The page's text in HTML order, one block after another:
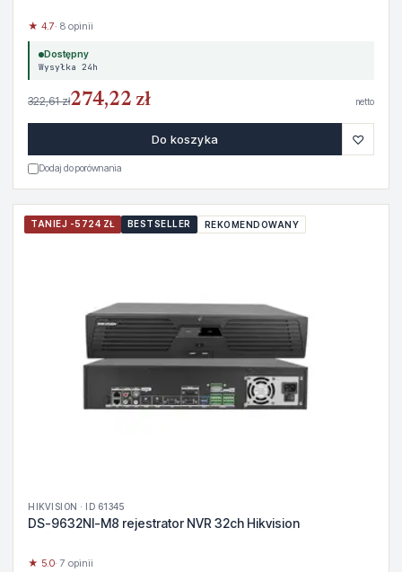
★ 4.7· 8 opinii
Dostępny
Wysyłka 24h
322,61 zł274,22 zł netto
Do koszyka ♡
Dodaj do porównania
TANIEJ -5724 ZŁ BESTSELLER REKOMENDOWANY
HIKVISION · ID 61345
DS-9632NI-M8 rejestrator NVR 32ch Hikvision
★ 5.0· 7 opinii